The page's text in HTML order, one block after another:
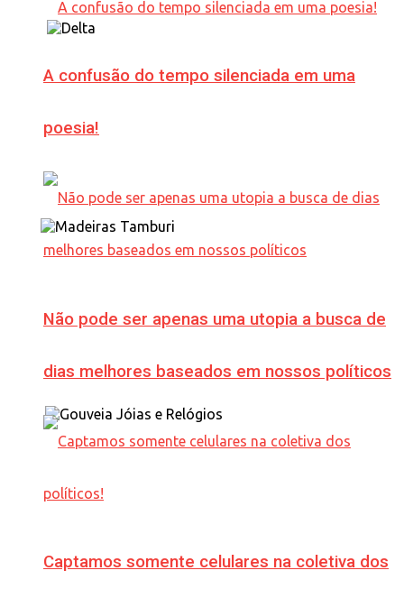
A confusão do tempo silenciada em uma
poesia!
Não pode ser apenas uma utopia a busca de
dias melhores baseados em nossos políticos
Captamos somente celulares na coletiva dos